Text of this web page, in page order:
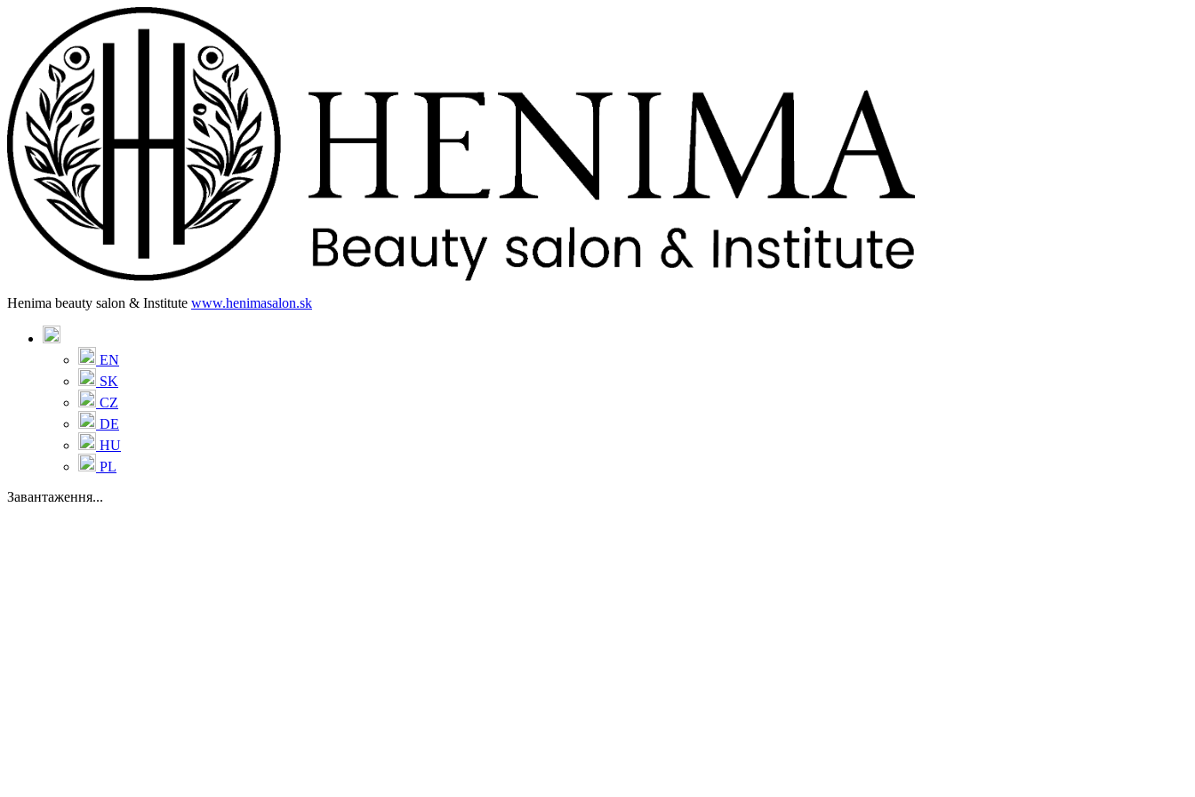
Henima beauty salon & Institute www.henimasalon.sk
EN
SK
CZ
DE
HU
PL
Завантаження...